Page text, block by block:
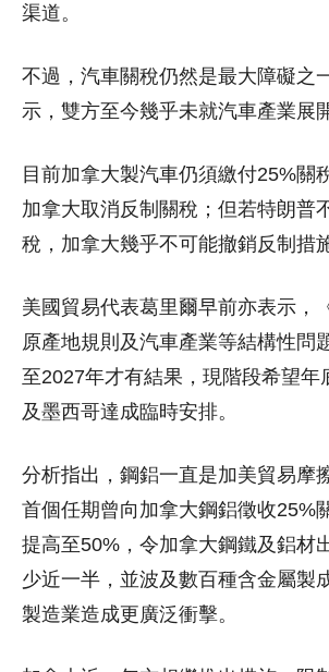
渠道。
不過，汽車關稅仍然是最大障礙之
示，雙方至今幾乎未就汽車產業展
目前加拿大製汽車仍須繳付25%關
加拿大取消反制關稅；但若特朗普
稅，加拿大幾乎不可能撤銷反制措
美國貿易代表葛里爾早前亦表示，
原產地規則及汽車產業等結構性問
至2027年才有結果，現階段希望年
及墨西哥達成臨時安排。
分析指出，鋼鋁一直是加美貿易摩
首個任期曾向加拿大鋼鋁徵收25%
提高至50%，令加拿大鋼鐵及鋁材
少近一半，並波及數百種含金屬製
製造業造成更廣泛衝擊。